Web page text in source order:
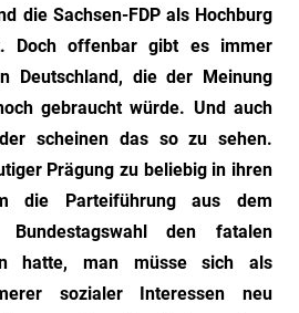
die Sachsen-FDP als Hochburg
Doch offenbar gibt es immer
Deutschland, die der Meinung
gebraucht würde. Und auch
scheinen das so zu sehen.
Prägung zu beliebig in ihren
die Parteiführung aus dem
den fatalen
hatte, man müsse sich als
sozialer Interessen neu